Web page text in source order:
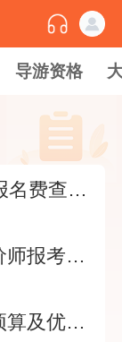
导游资格
云南23年二级安全评价师报名费查询?
实现梦想，从山西安全评价师报考条件开始?
天津安全评价师考试费用预算及优化建议?